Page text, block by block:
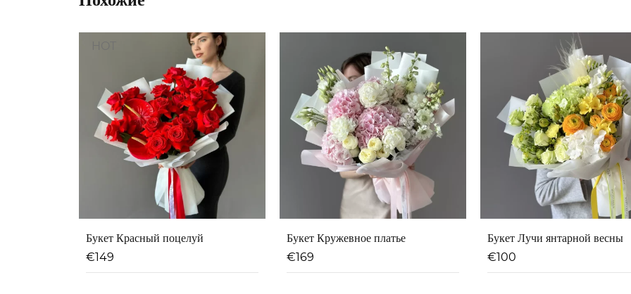
Букет Красный поцелуй
€149
Букет Кружевное платье
€169
Букет Лучи янтарной весны
€100